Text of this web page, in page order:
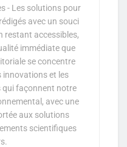
- Les solutions pour
avec un souci
restant accessibles,
immédiate que
se concentre
innovations et les
qui façonnent notre
avec une
aux solutions
scientifiques